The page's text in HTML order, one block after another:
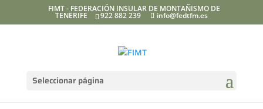
FIMT - FEDERACIÓN INSULAR DE MONTAÑISMO DE
TENERIFE 922 882 239 info@fedtfm.es
Seleccionar página